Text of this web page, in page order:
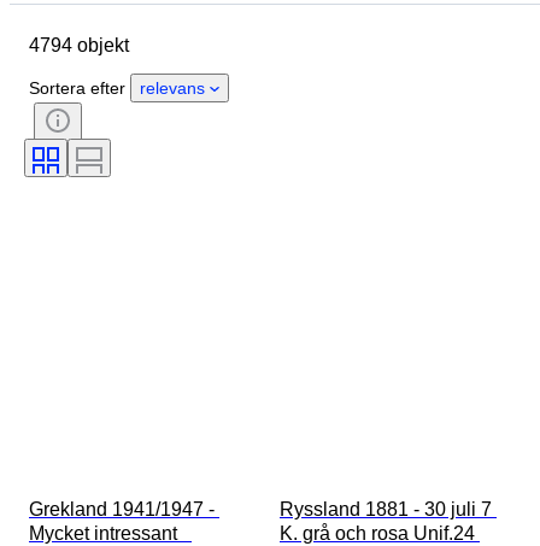
Kön
Certifiering
Teknik
Signatur
Utgåva nr.
Säljs av
4794 objekt
Sortera efter relevans
Grekland 1941/1947 -
Mycket intressant
Ryssland 1881 - 30 juli 7
K. grå och rosa Unif.24